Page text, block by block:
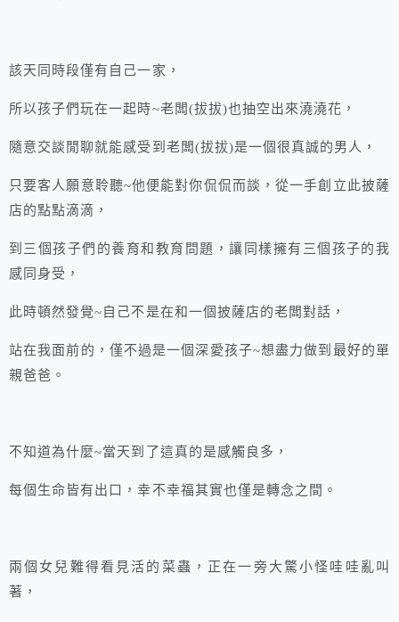
該天同時段僅有自己一家，
所以孩子們玩在一起時~老闆(拔拔)也抽空出來澆澆花，
隨意交談閒聊就能感受到老闆(拔拔)是一個很真誠的男人，
只要客人願意聆聽~他便能對你侃侃而談，從一手創立此披薩
店的點點滴滴，
到三個孩子們的養育和教育問題，讓同樣擁有三個孩子的我
感同身受，
此時頓然發覺~自己不是在和一個披薩店的老闆對話，
站在我面前的，僅不過是一個深愛孩子~想盡力做到最好的單
親爸爸。
不知道為什麼~當天到了這真的是感觸良多，
每個生命皆有出口，幸不幸福其實也僅是轉念之間。
兩個女兒難得看見活的菜蟲，正在一旁大驚小怪哇哇亂叫
著，